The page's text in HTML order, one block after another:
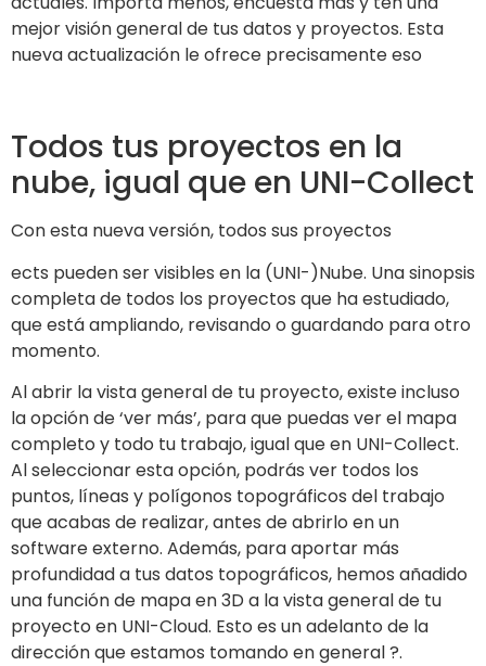
mejor visión general de tus datos y proyectos. Esta
nueva actualización le ofrece precisamente eso
Todos tus proyectos en la
nube, igual que en UNI-Collect
Con esta nueva versión, todos sus proyectos
ects pueden ser visibles en la (UNI-)Nube. Una sinopsis
completa de todos los proyectos que ha estudiado,
que está ampliando, revisando o guardando para otro
momento.
Al abrir la vista general de tu proyecto, existe incluso
la opción de ‘ver más’, para que puedas ver el mapa
completo y todo tu trabajo, igual que en UNI-Collect.
Al seleccionar esta opción, podrás ver todos los
puntos, líneas y polígonos topográficos del trabajo
que acabas de realizar, antes de abrirlo en un
software externo. Además, para aportar más
profundidad a tus datos topográficos, hemos añadido
una función de mapa en 3D a la vista general de tu
proyecto en UNI-Cloud. Esto es un adelanto de la
dirección que estamos tomando en general ?.